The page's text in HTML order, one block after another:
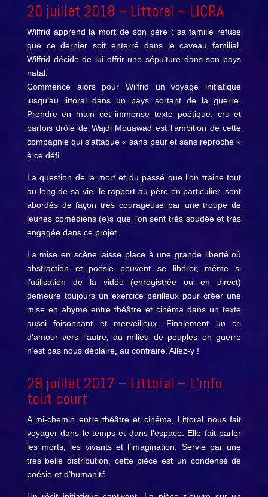
20 juillet 2018 – Littoral – LICRA
Wilfrid apprend la mort de son père ; sa famille refuse
que ce dernier soit enterré dans le caveau familial.
Wilfrid décide de lui offrir une sépulture dans son pays
natal.
Commence alors pour Wilfrid un voyage initiatique
jusqu’au littoral dans un pays sortant de la guerre.
Prendre en main cet immense texte poétique, cru et
parfois drôle de Wajdi Mouawad est l’ambition de cette
compagnie qui s’attaque « sans peur et sans reproche »
à ce défi.
La question de la mort et du passé que l’on traine tout
au long de sa vie, le rapport au père en particulier, sont
abordés de façon très courageuse par une troupe de
jeunes comédiens (e)s que l’on sent très soudée et très
engagée dans ce projet.
La mise en scène laisse place à une grande liberté où
abstraction et poésie peuvent se libérer, même si
l’utilisation de la vidéo (enregistrée ou en direct)
demeure toujours un exercice périlleux pour créer une
mise en abyme entre théâtre et cinéma dans un texte
aussi foisonnant et merveilleux. Finalement un cri
d’amour vers l’autre, au milieu de peuples en guerre
n’est pas nous déplaire, au contraire. Allez-y !
29 juillet 2017 – Littoral – L’info
tout court
A mi-chemin entre théâtre et cinéma, Littoral nous fait
voyager dans le temps et dans l’espace. Elle fait parler
les morts, les vivants et l’imagination. Servie par une
très belle distribution, cette pièce est un condensé de
poésie et d’humanité.